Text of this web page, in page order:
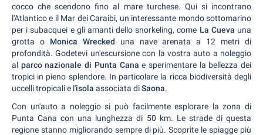
cocco che scendono fino al mare turchese. Qui si incontrano
l'Atlantico e il Mar dei Caraibi, un interessante mondo sottomarino
per i subacquei e gli amanti dello snorkeling, come La Cueva una
grotta o Monica Wrecked una nave arenata a 12 metri di
profondità. Godetevi un'escursione con la vostra auto a noleggio
al parco nazionale di Punta Cana e sperimentare la bellezza dei
tropici in pieno splendore. In particolare la ricca biodiversità degli
uccelli tropicali e l'isola associata diSaona.
Con un'auto a noleggio si può facilmente esplorare la zona di
Punta Cana con una lunghezza di 50 km. Le strade di questa
regione stanno migliorando sempre di più. Scoprite le spiagge più